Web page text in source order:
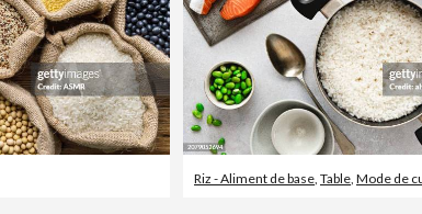
Riz - Aliment de base, Table, Mode de